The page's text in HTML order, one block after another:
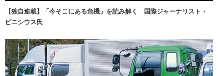
【独自連載】「今そこにある危機」を読み解く 国際ジャーナリスト・
ビニシウス氏